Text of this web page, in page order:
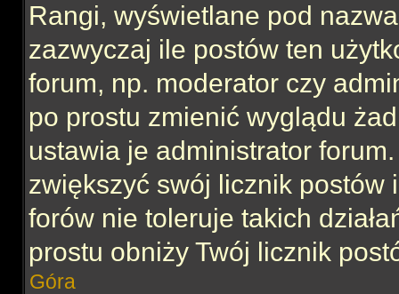
Rangi, wyświetlane pod
zazwyczaj ile postów ten
forum, np. moderator czy
po prostu zmienić wyglądu
ustawia je administrator
zwiększyć swój licznik postów
forów nie toleruje takich
prostu obniży Twój licznik
Góra